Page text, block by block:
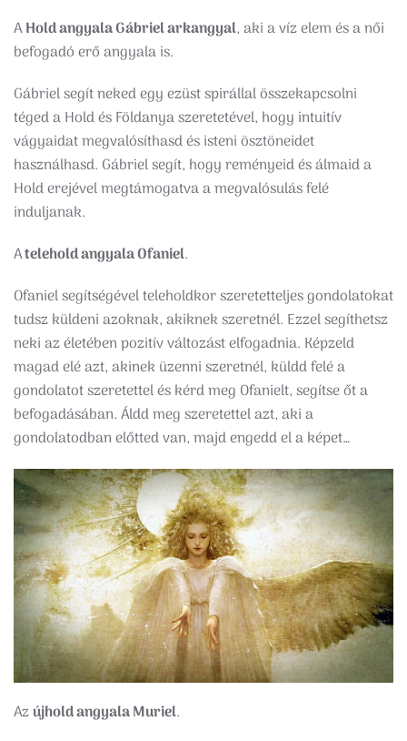
AHold angyala Gábriel arkangyal, aki a víz elem és a női
befogadó erő angyala is.
Gábriel segít neked egy ezüst spirállal összekapcsolni
téged a Hold és Földanya szeretetével, hogy intuitív
vágyaidat megvalósíthasd és isteni ösztöneidet
használhasd. Gábriel segít, hogy reményeid és álmaid a
Hold erejével megtámogatva a megvalósulás felé
induljanak.
Atelehold angyala Ofaniel.
Ofaniel segítségével teleholdkor szeretetteljes gondolatokat
tudsz küldeni azoknak, akiknek szeretnél. Ezzel segíthetsz
neki az életében pozitív változást elfogadnia. Képzeld
magad elé azt, akinek üzenni szeretnél, küldd felé a
gondolatot szeretettel és kérd meg Ofanielt, segítse őt a
befogadásában. Áldd meg szeretettel azt, aki a
gondolatodban előtted van, majd engedd el a képet…
Azújhold angyala Muriel.